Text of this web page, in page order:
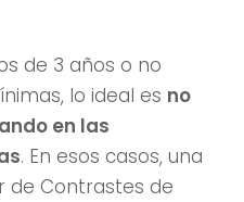
de 3 años o no
lo ideal es no
en las
. En esos casos, una
de Contrastes de